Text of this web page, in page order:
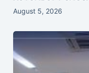
August 5, 2026